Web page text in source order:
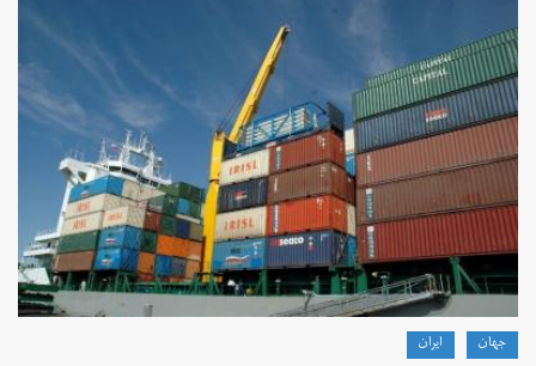
جهان ايران